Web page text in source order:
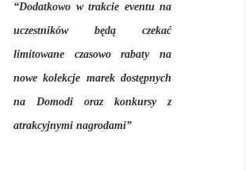
“Dodatkowo w trakcie eventu na
uczestników będą czekać
limitowane czasowo rabaty na
nowe kolekcje marek dostępnych
na Domodi oraz konkursy z
atrakcyjnymi nagrodami”